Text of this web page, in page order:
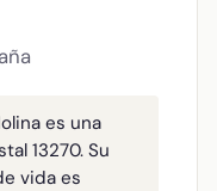
es una
13270. Su
vida es